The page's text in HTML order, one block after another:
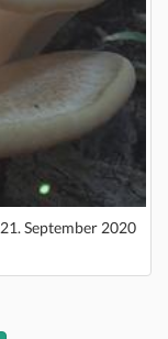
21. September 2020